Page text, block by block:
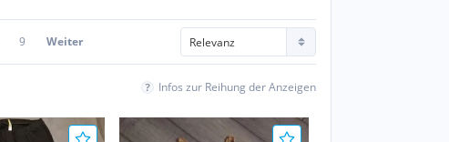
9 Weiter
Infos zur Reihung der Anzeigen